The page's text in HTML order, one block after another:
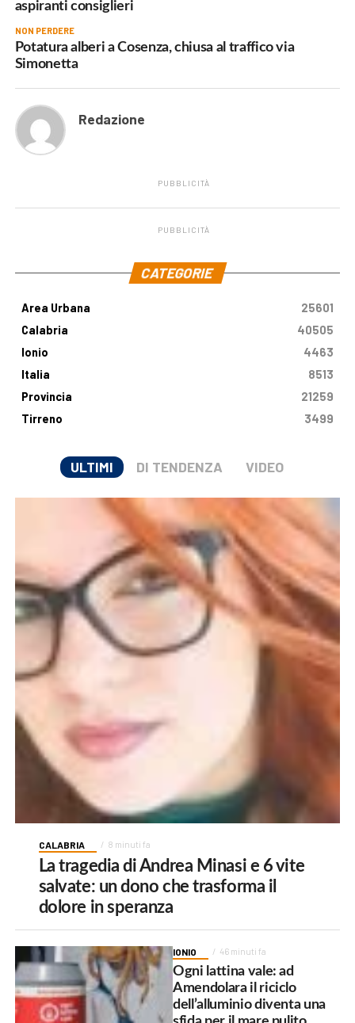
aspiranti consiglieri
NON PERDERE
Potatura alberi a Cosenza, chiusa al traffico via
Simonetta
Redazione
PUBBLICITÀ
PUBBLICITÀ
CATEGORIE
Area Urbana
25601
Calabria
40505
Ionio
4463
Italia
8513
Provincia
21259
Tirreno
3499
ULTIMI DI TENDENZA VIDEO
CALABRIA 8 minuti fa
La tragedia di Andrea Minasi e 6 vite
salvate: un dono che trasforma il
dolore in speranza
IONIO 46 minuti fa
Ogni lattina vale: ad
Amendolara il riciclo
dell’alluminio diventa una